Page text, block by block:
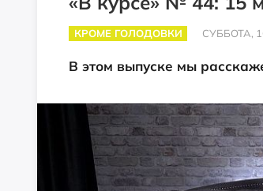
КРОМЕ ГОЛОДОВКИ СУББОТА,
В этом выпуске мы